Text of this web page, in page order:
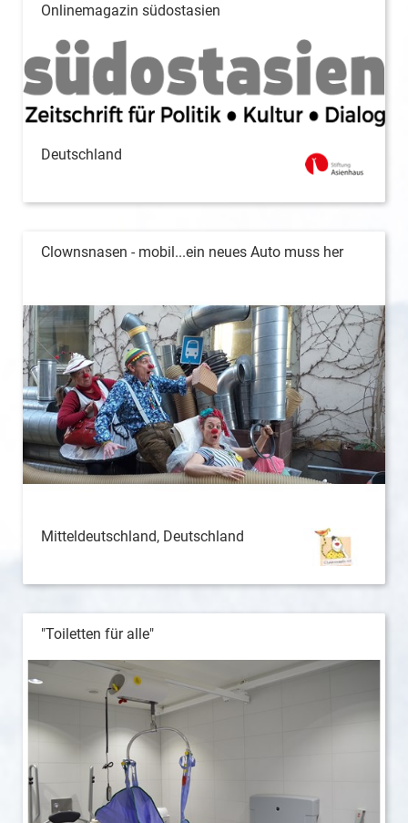
Onlinemagazin südostasien
Deutschland
Clownsnasen - mobil...ein neues Auto muss her
Mitteldeutschland, Deutschland
"Toiletten für alle"